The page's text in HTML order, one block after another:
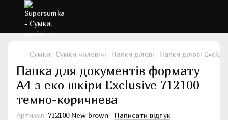
Сумки Сумки чоловічі Папки ділові Папки ділові
Папка для документів формату
А4 з еко шкіри Exclusive 712100
темно-коричнева
Артикул: 712100 New brown Написати відгук